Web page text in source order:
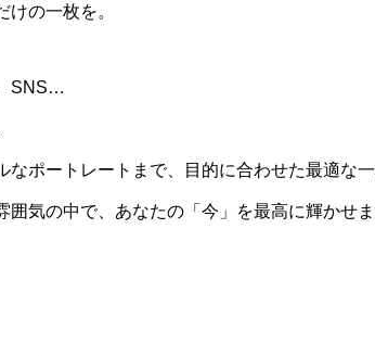
の一枚を。
SNS…
ポートレートまで、目的に合わせた最適な一
気の中で、あなたの「今」を最高に輝かせま